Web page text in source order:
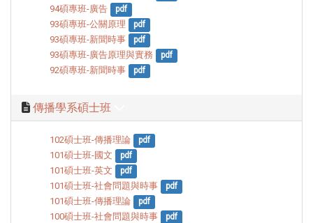
94碩專班-廣告 pdf
93碩專班-公關原理 pdf
93碩專班-新聞時事 pdf
93碩專班-廣告原理與實務 pdf
92碩專班-新聞時事 pdf
傳播學系碩士班
102碩士班-傳播理論 pdf
101碩士班-國文 pdf
101碩士班-英文 pdf
101碩士班-社會問題與時事 pdf
101碩士班-傳播理論 pdf
100碩士班-社會問題與時事 pdf